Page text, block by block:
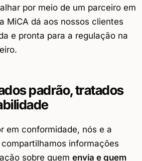
por meio de um parceiro em
MiCA dá aos nossos clientes
e pronta para a regulação na
padrão, tratados
em conformidade, nós e a
informações
sobre quem envia e quem